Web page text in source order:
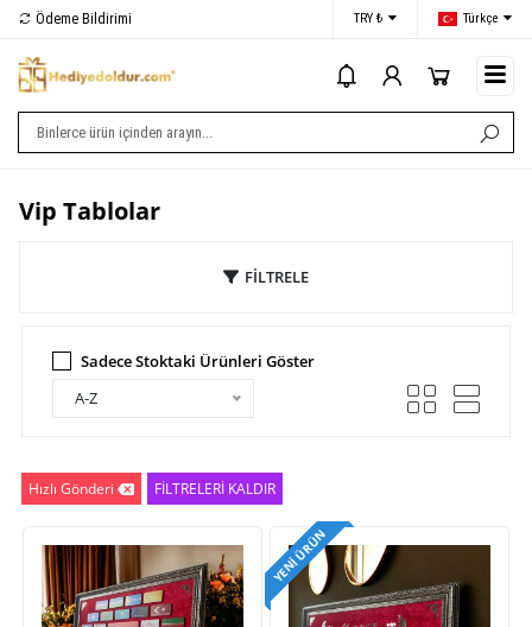
Ödeme Bildirimi TRY ₺ Türkçe
Vip Tablolar
FİLTRELE
Sadece Stoktaki Ürünleri Göster
A-Z
Hızlı Gönderi FİLTRELERİ KALDIR
YENI ÜRÜN